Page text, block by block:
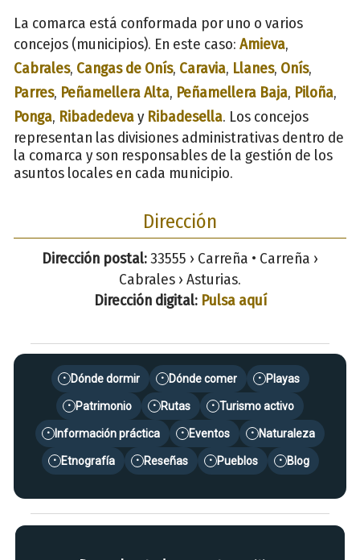
La comarca está conformada por uno o varios
concejos (municipios). En este caso: Amieva,
Cabrales, Cangas de Onís, Caravia, Llanes, Onís,
Parres, Peñamellera Alta, Peñamellera Baja, Piloña,
Ponga, Ribadedevay Ribadesella. Los concejos
representan las divisiones administrativas dentro de
la comarca y son responsables de la gestión de los
asuntos locales en cada municipio.
Dirección
Dirección postal:33555 › Carreña • Carreña ›
Cabrales › Asturias.
Dirección digital: Pulsa aquí
• Dónde dormir • Dónde comer • Playas
• Patrimonio • Rutas • Turismo activo
• Información práctica • Eventos • Naturaleza
• Etnografía • Reseñas • Pueblos • Blog